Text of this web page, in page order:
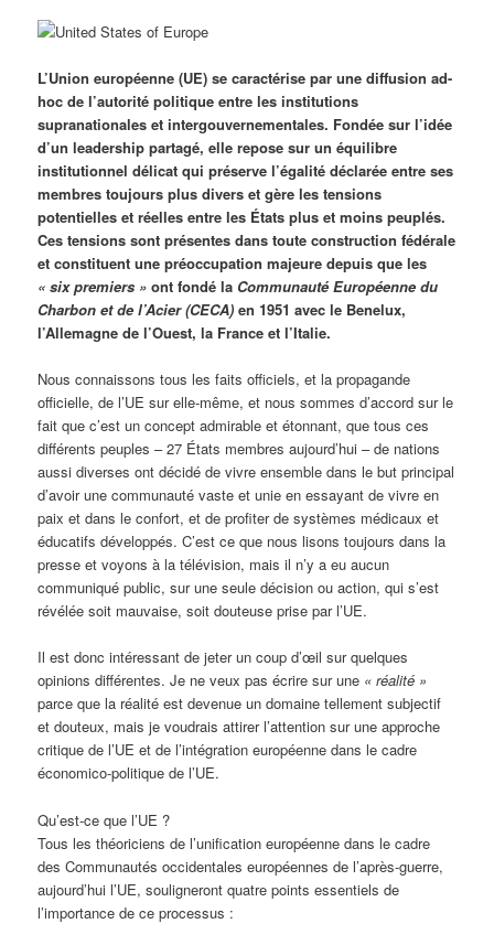
L’Union européenne (UE) se caractérise par une diffusion ad-
hoc de l’autorité politique entre les institutions
supranationales et intergouvernementales. Fondée sur l’idée
d’un leadership partagé, elle repose sur un équilibre
institutionnel délicat qui préserve l’égalité déclarée entre ses
membres toujours plus divers et gère les tensions
potentielles et réelles entre les États plus et moins peuplés.
Ces tensions sont présentes dans toute construction fédérale
et constituent une préoccupation majeure depuis que les
« six premiers » ont fondé la Communauté Européenne du
Charbon et de l’Acier (CECA) en 1951 avec le Benelux,
l’Allemagne de l’Ouest, la France et l’Italie.
Nous connaissons tous les faits officiels, et la propagande
officielle, de l’UE sur elle-même, et nous sommes d’accord sur le
fait que c’est un concept admirable et étonnant, que tous ces
différents peuples – 27 États membres aujourd’hui – de nations
aussi diverses ont décidé de vivre ensemble dans le but principal
d’avoir une communauté vaste et unie en essayant de vivre en
paix et dans le confort, et de profiter de systèmes médicaux et
éducatifs développés. C’est ce que nous lisons toujours dans la
presse et voyons à la télévision, mais il n’y a eu aucun
communiqué public, sur une seule décision ou action, qui s’est
révélée soit mauvaise, soit douteuse prise par l’UE.
Il est donc intéressant de jeter un coup d’œil sur quelques
opinions différentes. Je ne veux pas écrire sur une « réalité »
parce que la réalité est devenue un domaine tellement subjectif
et douteux, mais je voudrais attirer l’attention sur une approche
critique de l’UE et de l’intégration européenne dans le cadre
économico-politique de l’UE.
Qu’est-ce que l’UE ?
Tous les théoriciens de l’unification européenne dans le cadre
des Communautés occidentales européennes de l’après-guerre,
aujourd’hui l’UE, souligneront quatre points essentiels de
l’importance de ce processus :